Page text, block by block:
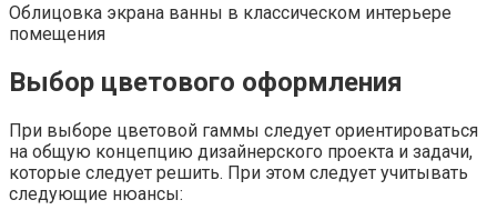
Облицовка экрана ванны в классическом интерьере
помещения
Выбор цветового оформления
При выборе цветовой гаммы следует ориентироваться
на общую концепцию дизайнерского проекта и задачи,
которые следует решить. При этом следует учитывать
следующие нюансы: